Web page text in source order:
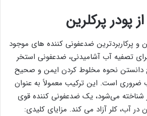
پودر پرکلرین
و پرکاربردترین ضدعفونی‌ کننده‌ های موجود
تصفیه آب آشامیدنی، ضدعفونی استخر
دانستن نحوه مخلوط کردن ایمن و صحیح
ضروری است. این ترکیب معمولاً به عنوان
شناخته می‌شود، یک ضدعفونی ‌کننده قوی
آب، کلر آزاد می ‌کند. مزایای کلیدی: